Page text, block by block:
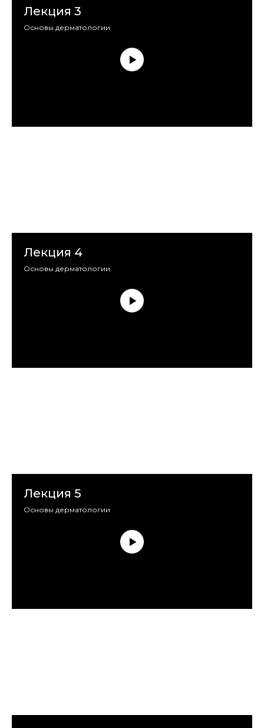
Лекция 3
Основы дерматологии
Лекция 4
Основы дерматологии
Лекция 5
Основы дерматологии